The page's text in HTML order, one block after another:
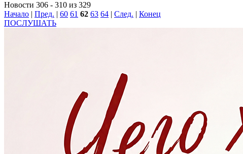
Новости 306 - 310 из 329
Начало | Пред. | 60 61 62 63 64 | След. | Конец
ПОСЛУШАТЬ